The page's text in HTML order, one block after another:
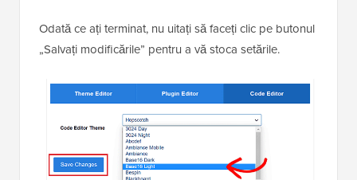
Odată ce ați terminat, nu uitați să faceți clic pe butonul
„Salvați modificările” pentru a vă stoca setările.